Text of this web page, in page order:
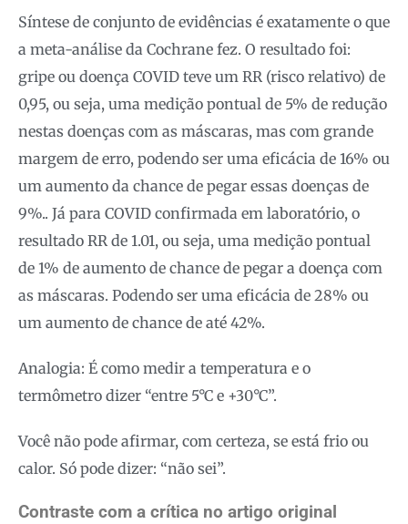
Síntese de conjunto de evidências é exatamente o que
a meta-análise da Cochrane fez. O resultado foi:
gripe ou doença COVID teve um RR (risco relativo) de
0,95, ou seja, uma medição pontual de 5% de redução
nestas doenças com as máscaras, mas com grande
margem de erro, podendo ser uma eficácia de 16% ou
um aumento da chance de pegar essas doenças de
9%.. Já para COVID confirmada em laboratório, o
resultado RR de 1.01, ou seja, uma medição pontual
de 1% de aumento de chance de pegar a doença com
as máscaras. Podendo ser uma eficácia de 28% ou
um aumento de chance de até 42%.
Analogia: É como medir a temperatura e o
termômetro dizer “entre 5°C e +30°C”.
Você não pode afirmar, com certeza, se está frio ou
calor. Só pode dizer: “não sei”.
Contraste com a crítica no artigo original